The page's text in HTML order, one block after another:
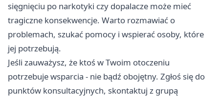
sięgnięciu po narkotyki czy dopalacze może mieć
tragiczne konsekwencje. Warto rozmawiać o
problemach, szukać pomocy i wspierać osoby, które
jej potrzebują.
Jeśli zauważysz, że ktoś w Twoim otoczeniu
potrzebuje wsparcia - nie bądź obojętny. Zgłoś się do
punktów konsultacyjnych, skontaktuj z grupą